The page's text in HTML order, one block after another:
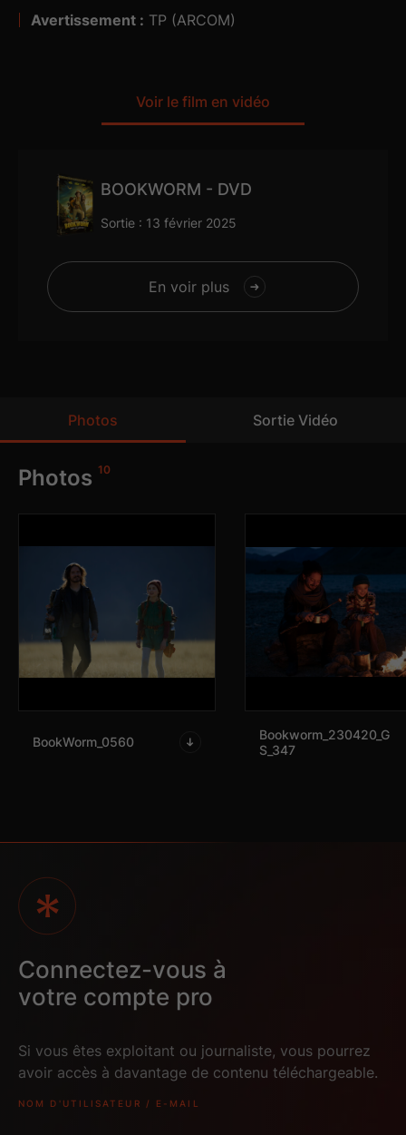
Avertissement : TP (ARCOM)
Voir le film en vidéo
BOOKWORM - DVD
Sortie : 13 février 2025
En voir plus
Photos Sortie Vidéo
Photos 10
BookWorm_0560
Bookworm_230420_G
S_347
Dvd
Vod2
Connectez-vous à
votre compte pro
Si vous êtes exploitant ou journaliste, vous pourrez
avoir accès à davantage de contenu téléchargeable.
NOM D'UTILISATEUR / E-MAIL